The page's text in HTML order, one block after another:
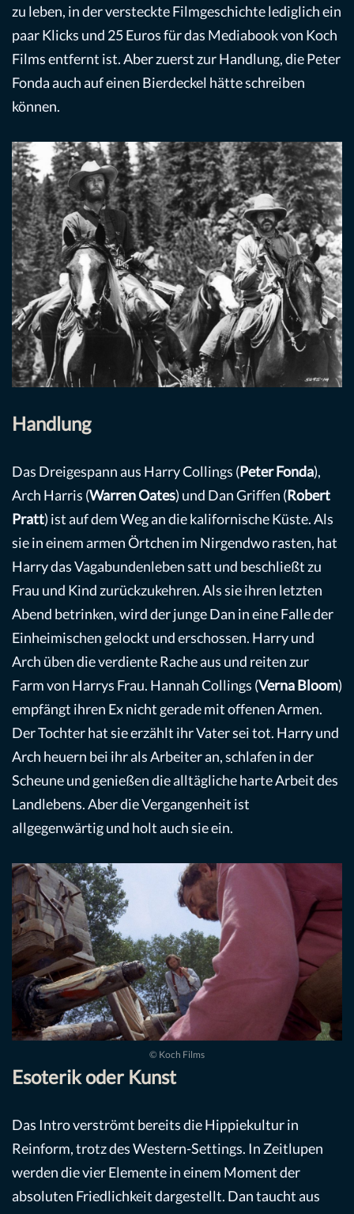
zu leben, in der versteckte Filmgeschichte lediglich ein
paar Klicks und 25 Euros für das Mediabook von Koch
Films entfernt ist. Aber zuerst zur Handlung, die Peter
Fonda auch auf einen Bierdeckel hätte schreiben
können.
Handlung
Das Dreigespann aus Harry Collings (Peter Fonda),
Arch Harris (Warren Oates) und Dan Griffen (Robert
Pratt) ist auf dem Weg an die kalifornische Küste. Als
sie in einem armen Örtchen im Nirgendwo rasten, hat
Harry das Vagabundenleben satt und beschließt zu
Frau und Kind zurückzukehren. Als sie ihren letzten
Abend betrinken, wird der junge Dan in eine Falle der
Einheimischen gelockt und erschossen. Harry und
Arch üben die verdiente Rache aus und reiten zur
Farm von Harrys Frau. Hannah Collings (Verna Bloom)
empfängt ihren Ex nicht gerade mit offenen Armen.
Der Tochter hat sie erzählt ihr Vater sei tot. Harry und
Arch heuern bei ihr als Arbeiter an, schlafen in der
Scheune und genießen die alltägliche harte Arbeit des
Landlebens. Aber die Vergangenheit ist
allgegenwärtig und holt auch sie ein.
© Koch Films
Esoterik oder Kunst
Das Intro verströmt bereits die Hippiekultur in
Reinform, trotz des Western-Settings. In Zeitlupen
werden die vier Elemente in einem Moment der
absoluten Friedlichkeit dargestellt. Dan taucht aus